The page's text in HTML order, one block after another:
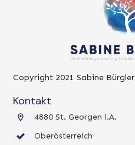
Copyright 2021 Sabine Bürgler
Kontakt
4880 St. Georgen i.A.
Oberösterreich